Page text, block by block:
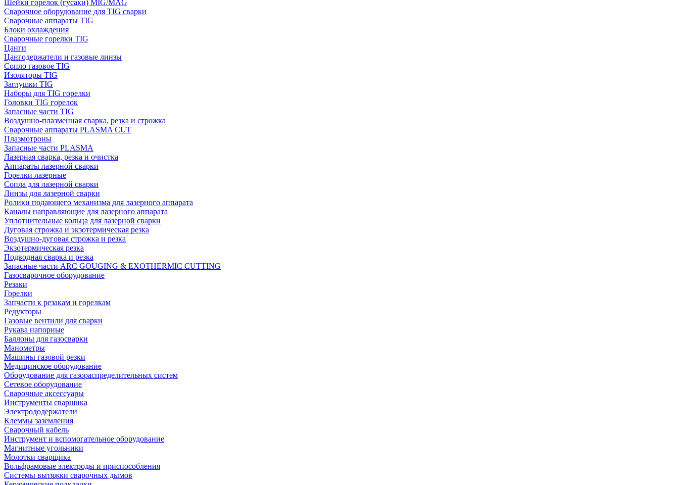
Шейки горелок (гусаки) MIG/MAG
Сварочное оборудование для TIG сварки
Сварочные аппараты TIG
Блоки охлаждения
Сварочные горелки TIG
Цанги
Цангодержатели и газовые линзы
Сопло газовое TIG
Изоляторы TIG
Заглушки TIG
Наборы для TIG горелки
Головки TIG горелок
Запасные части TIG
Воздушно-плазменная сварка, резка и строжка
Сварочные аппараты PLASMA CUT
Плазмотроны
Запасные части PLASMA
Лазерная сварка, резка и очистка
Аппараты лазерной сварки
Горелки лазерные
Сопла для лазерной сварки
Линзы для лазерной сварки
Ролики подающего механизма для лазерного аппарата
Каналы направляющие для лазерного аппарата
Уплотнительные кольца для лазерной сварки
Дуговая строжка и экзотермическая резка
Воздушно-дуговая строжка и резка
Экзотермическая резка
Подводная сварка и резка
Запасные части ARC GOUGING & EXOTHERMIC CUTTING
Газосварочное оборудование
Резаки
Горелки
Запчасти к резакам и горелкам
Редукторы
Газовые вентили для сварки
Рукава напорные
Баллоны для газосварки
Манометры
Машины газовой резки
Медицинское оборудование
Оборудование для газораспределительных систем
Сетевое оборудование
Сварочные аксессуары
Инструменты сварщика
Электрододержатели
Клеммы заземления
Сварочный кабель
Инструмент и вспомогательное оборудование
Магнитные угольники
Молотки сварщика
Вольфрамовые электроды и приспособления
Системы вытяжки сварочных дымов